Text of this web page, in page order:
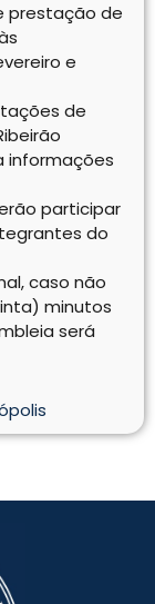
prestação de
e
de
informações
participar
do
caso não
minutos
será